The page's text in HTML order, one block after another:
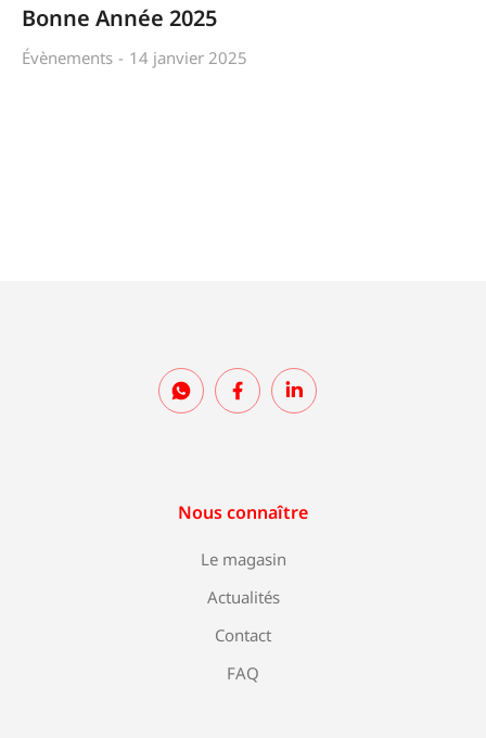
Bonne Année 2025
Évènements 14 janvier 2025
Nous connaître
Le magasin
Actualités
Contact
FAQ